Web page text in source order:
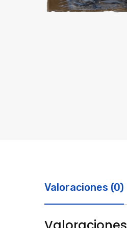
Valoraciones (0)